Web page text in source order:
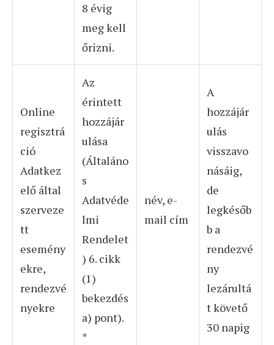
8 évig
meg kell
őrizni.
Online
regisztrá
ció
Adatkez
elő által
szerveze
tt
esemény
ekre,
rendezvé
nyekre
Az
érintett
hozzájár
ulása
(Általáno
s
Adatvéde
lmi
Rendelet
) 6. cikk
(1)
bekezdés
a) pont).
*
név, e-
mail cím
A
hozzájár
ulás
visszavo
násáig,
de
legkésőb
b a
rendezvé
ny
lezárultá
t követő
30 napig